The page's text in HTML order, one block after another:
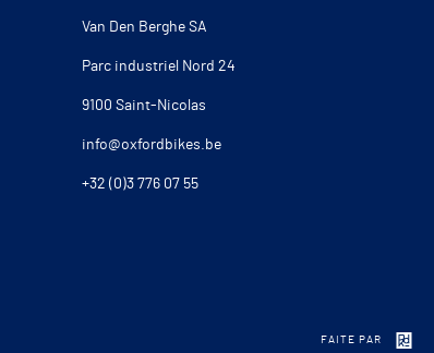
Van Den Berghe SA
Parc industriel Nord 24
9100 Saint-Nicolas
info@oxfordbikes.be
+32 (0)3 776 07 55
FAITE PAR